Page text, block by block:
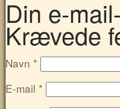
Din e-
Krævede
Navn *
E-mail *